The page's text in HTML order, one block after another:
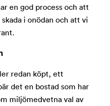
en god process och att
i onödan och att vi
redan köpt, ett
det en bostad som har
miljömedvetna val av